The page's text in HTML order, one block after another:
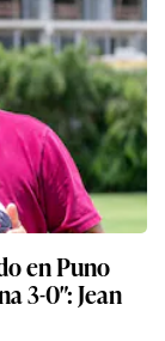
en Puno
3-0″: Jean